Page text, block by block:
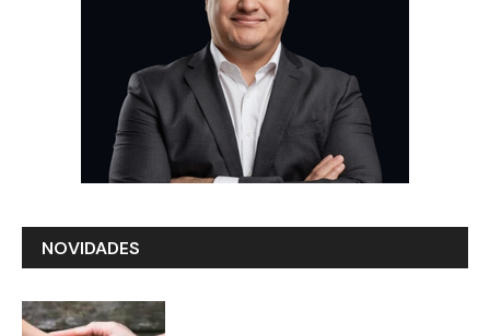
NOVIDADES